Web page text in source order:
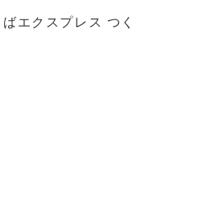
エクスプレス つく